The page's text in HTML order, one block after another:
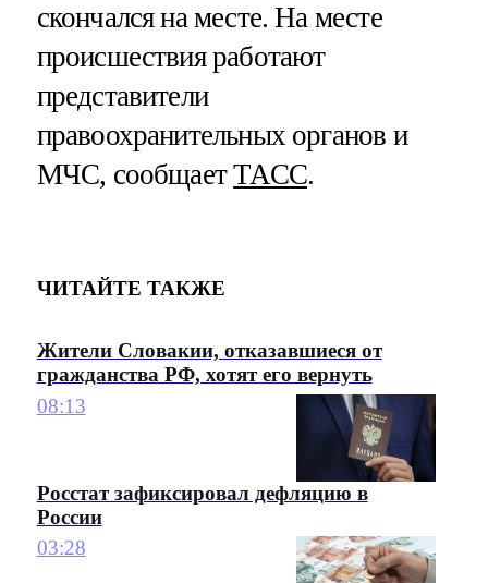
скончался на месте. На месте
происшествия работают
представители
правоохранительных органов и
МЧС, сообщаетТАСС.
ЧИТАЙТЕ ТАКЖЕ
Жители Словакии, отказавшиеся от
гражданства РФ, хотят его вернуть
08:13
Росстат зафиксировал дефляцию в
России
03:28